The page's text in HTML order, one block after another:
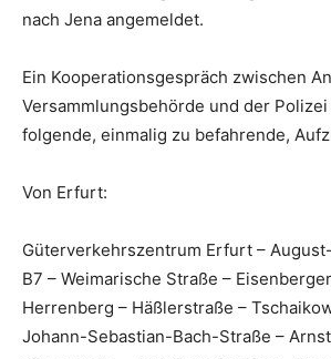
nach Jena angemeldet.
Ein Kooperationsgespräch zwischen
Versammlungsbehörde und der
folgende, einmalig zu befahrende,
Von Erfurt:
Güterverkehrszentrum Erfurt –
B7 – Weimarische Straße –
Herrenberg – Häßlerstraße –
Johann-Sebastian-Bach-Straße –